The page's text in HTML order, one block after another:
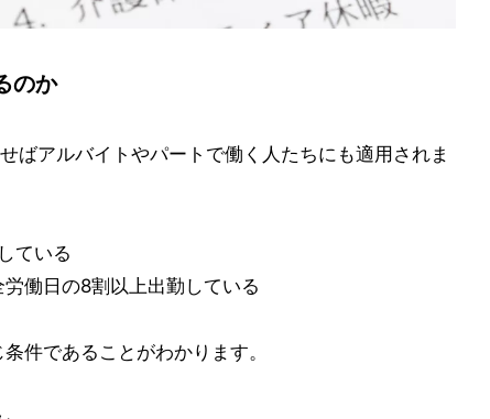
のか
ばアルバイトやパートで働く人たちにも適用されま
ている
働日の8割以上出勤している
件であることがわかります。